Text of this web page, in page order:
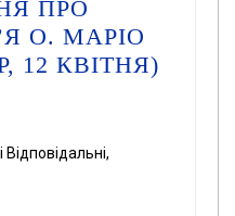
ПРО
О. МАРІО
12 КВІТНЯ)
,